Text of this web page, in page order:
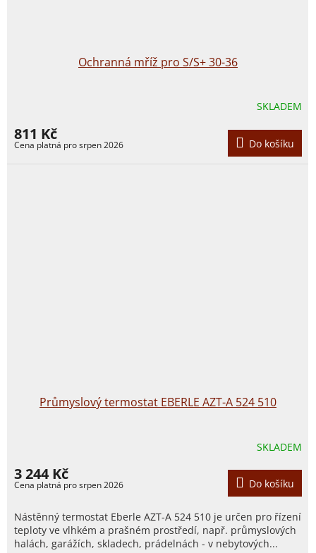
Ochranná mříž pro S/S+ 30-36
SKLADEM
811 Kč
Do košíku
Průmyslový termostat EBERLE AZT-A 524 510
SKLADEM
3 244 Kč
Do košíku
Nástěnný termostat Eberle AZT-A 524 510 je určen pro řízení
teploty ve vlhkém a prašném prostředí, např. průmyslových
halách, garážích, skladech, prádelnách - v nebytových...